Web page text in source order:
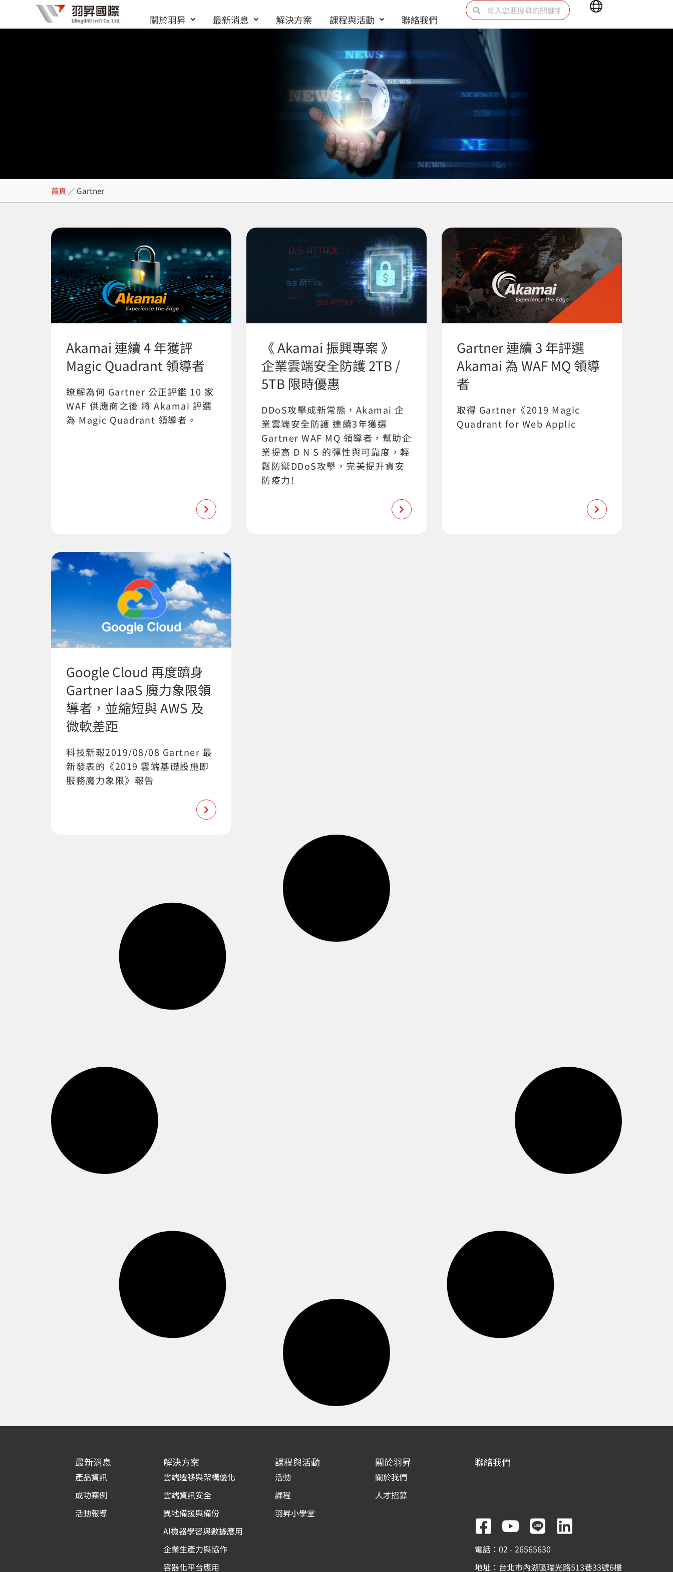
至
關於羽昇 最新消息 解決方案 課程與活動 聯絡我們
搜
尋 尋
Main
Menu
Gartner
首頁 ／Gartner
Akamai 連續 4 年獲評
Magic Quadrant 領導者
瞭解為何 Gartner 公正評鑑 10 家
WAF 供應商之後 將 Akamai 評選
為 Magic Quadrant 領導者。
《 Akamai 振興專案 》
企業雲端安全防護 2TB /
5TB 限時優惠
DDoS攻擊成新常態，Akamai 企
業雲端安全防護 連續3年獲選
Gartner WAF MQ 領導者，幫助企
業提高 D N S 的彈性與可靠度，輕
鬆防禦DDoS攻擊，完美提升資安
防疫力!
Gartner 連續 3 年評選
Akamai 為 WAF MQ 領導
者
取得 Gartner《2019 Magic
Quadrant for Web Applic
Google Cloud 再度躋身
Gartner IaaS 魔力象限領
導者，並縮短與 AWS 及
微軟差距
科技新報2019/08/08 Gartner 最
新發表的《2019 雲端基礎設施即
服務魔力象限》報告
最新消息
產品資訊
成功案例
活動報導
解決方案
雲端遷移與架構優化
雲端資訊安全
異地備援與備份
Al機器學習與數據應用
企業生產力與協作
容器化平台應用
課程與活動
活動
課程
羽昇小學堂
關於羽昇
關於我們
人才招募
聯絡我們
F
a
c
Y
o
u
L
i
n
L
n
電話：02 - 26565630
地址：台北市內湖區瑞光路513巷33號6樓